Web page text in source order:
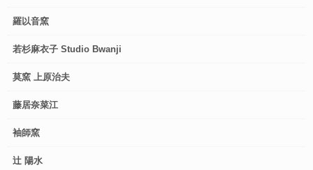
羅以音窯
若杉麻衣子 Studio Bwanji
莫窯 上原治夫
藤居奈菜江
袖師窯
辻 陽水